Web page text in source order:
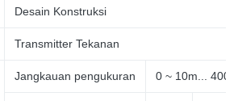
Desain Konstruksi
Transmitter Tekanan
Jangkauan pengukuran 0 ~ 10m...